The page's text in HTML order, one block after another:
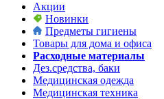
Акции
Новинки
Предметы гигиены
Товары для дома и офиса
Расходные материалы
Дез.средства, баки
Медицинская одежда
Медицинская техника